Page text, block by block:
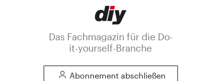
Das Fachmagazin für die Do-
it-yourself-Branche
Abonnement abschließen